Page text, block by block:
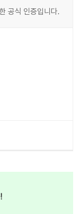
공식 인증입니다.